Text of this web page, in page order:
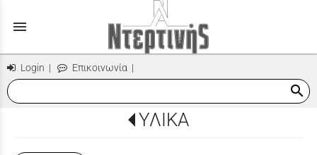
menu
Login | Επικοινωνία |
search
ΥΛΙΚΑ